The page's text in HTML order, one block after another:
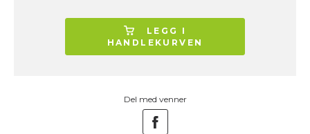
LEGG I
HANDLEKURVEN
Del med venner